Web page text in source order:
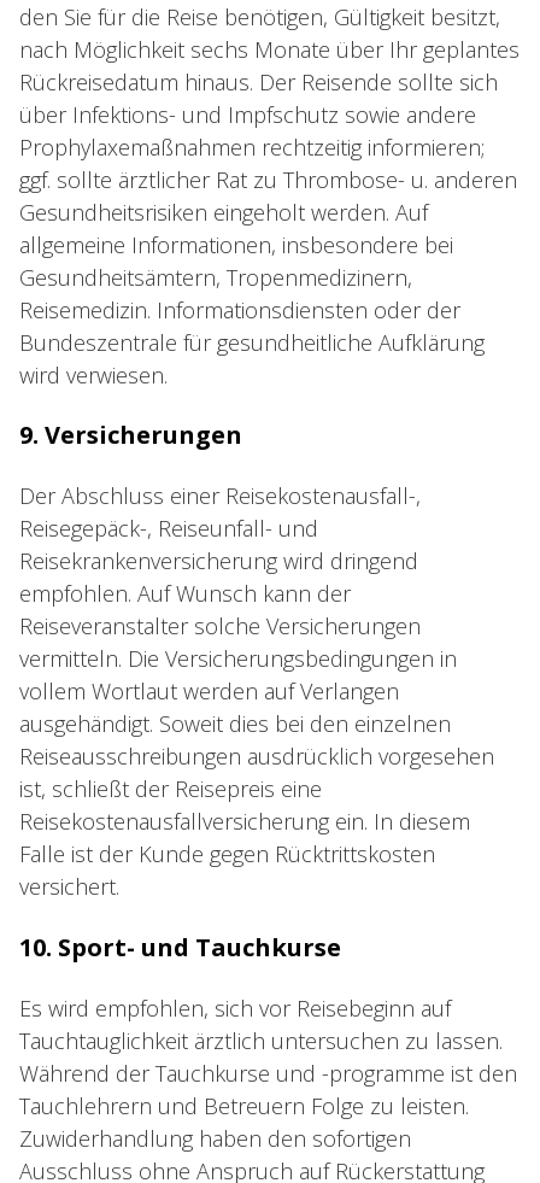
den Sie für die Reise benötigen, Gültigkeit besitzt,
nach Möglichkeit sechs Monate über Ihr geplantes
Rückreisedatum hinaus. Der Reisende sollte sich
über Infektions- und Impfschutz sowie andere
Prophylaxemaßnahmen rechtzeitig informieren;
ggf. sollte ärztlicher Rat zu Thrombose- u. anderen
Gesundheitsrisiken eingeholt werden. Auf
allgemeine Informationen, insbesondere bei
Gesundheitsämtern, Tropenmedizinern,
Reisemedizin. Informationsdiensten oder der
Bundeszentrale für gesundheitliche Aufklärung
wird verwiesen.
9. Versicherungen
Der Abschluss einer Reisekostenausfall-,
Reisegepäck-, Reiseunfall- und
Reisekrankenversicherung wird dringend
empfohlen. Auf Wunsch kann der
Reiseveranstalter solche Versicherungen
vermitteln. Die Versicherungsbedingungen in
vollem Wortlaut werden auf Verlangen
ausgehändigt. Soweit dies bei den einzelnen
Reiseausschreibungen ausdrücklich vorgesehen
ist, schließt der Reisepreis eine
Reisekostenausfallversicherung ein. In diesem
Falle ist der Kunde gegen Rücktrittskosten
versichert.
10. Sport- und Tauchkurse
Es wird empfohlen, sich vor Reisebeginn auf
Tauchtauglichkeit ärztlich untersuchen zu lassen.
Während der Tauchkurse und -programme ist den
Tauchlehrern und Betreuern Folge zu leisten.
Zuwiderhandlung haben den sofortigen
Ausschluss ohne Anspruch auf Rückerstattung